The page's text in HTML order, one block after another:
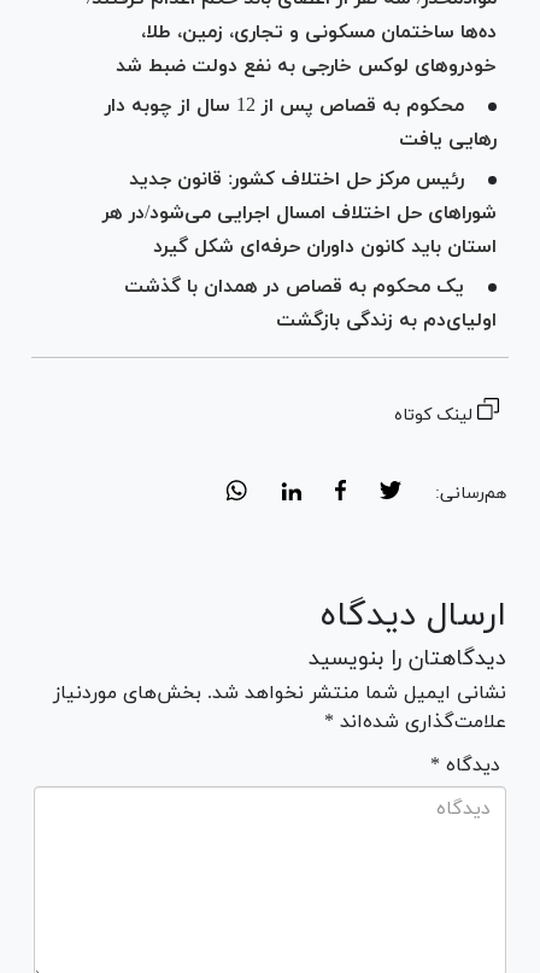
ده‌ها ساختمان مسکونی و تجاری، زمین، طلا،
خودرو‌های لوکس خارجی به نفع دولت ضبط شد
محکوم به قصاص پس از 12 سال از چوبه دار
رهایی یافت
رئیس مرکز حل اختلاف کشور: قانون جدید
شورا‌های حل اختلاف امسال اجرایی می‌شود/در هر
استان باید کانون داوران حرفه‌ای شکل گیرد
یک محکوم به قصاص در همدان با گذشت
اولیای‌دم به زندگی بازگشت
لینک کوتاه
هم‌رسانی:
ارسال دیدگاه
دیدگاهتان را بنویسید
نشانی ایمیل شما منتشر نخواهد شد. بخش‌های موردنیاز
علامت‌گذاری شده‌اند *
* دیدگاه